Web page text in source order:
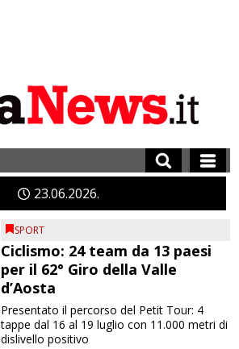
2306 2026
SPORT
Ciclismo: 24 team da 13 paesi
per il 62° Giro della Valle
d’Aosta
Presentato il percorso del Petit Tour: 4
tappe dal 16 al 19 luglio con 11.000 metri di
dislivello positivo